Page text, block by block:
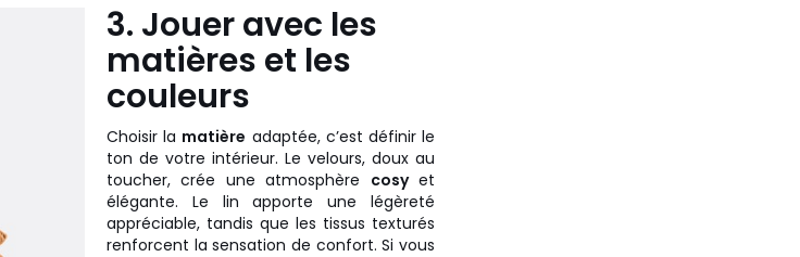
3. Jouer avec les
matières et les
couleurs
Choisir la matière adaptée, c’est définir le
ton de votre intérieur. Le velours, doux au
toucher, crée une atmosphère cosyet
élégante. Le lin apporte une légèreté
appréciable, tandis que les tissus texturés
renforcent la sensation de confort. Si vous